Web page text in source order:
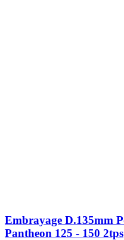
Embrayage D.135mm
Pantheon 125 - 150 2tps